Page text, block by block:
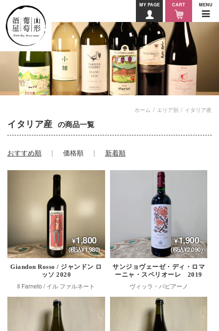
MY PAGE CART MENU
ホーム エリア別 イタリア産
イタリア産 の商品一覧
おすすめ順 価格順 新着順
1,800
(税込¥1,980)
Giandon Rosso / ジャンドン ロ
ッソ 2020
Il Farneto / イル ファルネート
1,900
(税込¥2,090)
サンジョヴェーゼ・ディ・ロマ
ーニャ・スペリオーレ 2019
ヴィッラ・パピアーノ